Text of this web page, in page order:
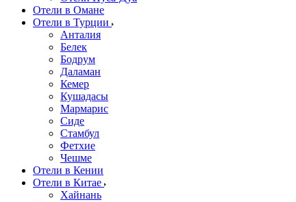
Отели в Омане
Отели в Турции
Анталия
Белек
Бодрум
Даламан
Кемер
Кушадасы
Мармарис
Сиде
Стамбул
Фетхие
Чешме
Отели в Кении
Отели в Китае
Хайнань